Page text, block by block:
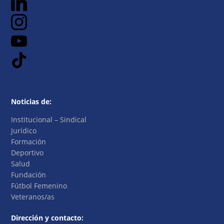
Noticias de:
Institucional – Sindical
Jurídico
Formación
Deportivo
Salud
Fundación
Fútbol Femenino
Veteranos/as
Dirección y contacto: